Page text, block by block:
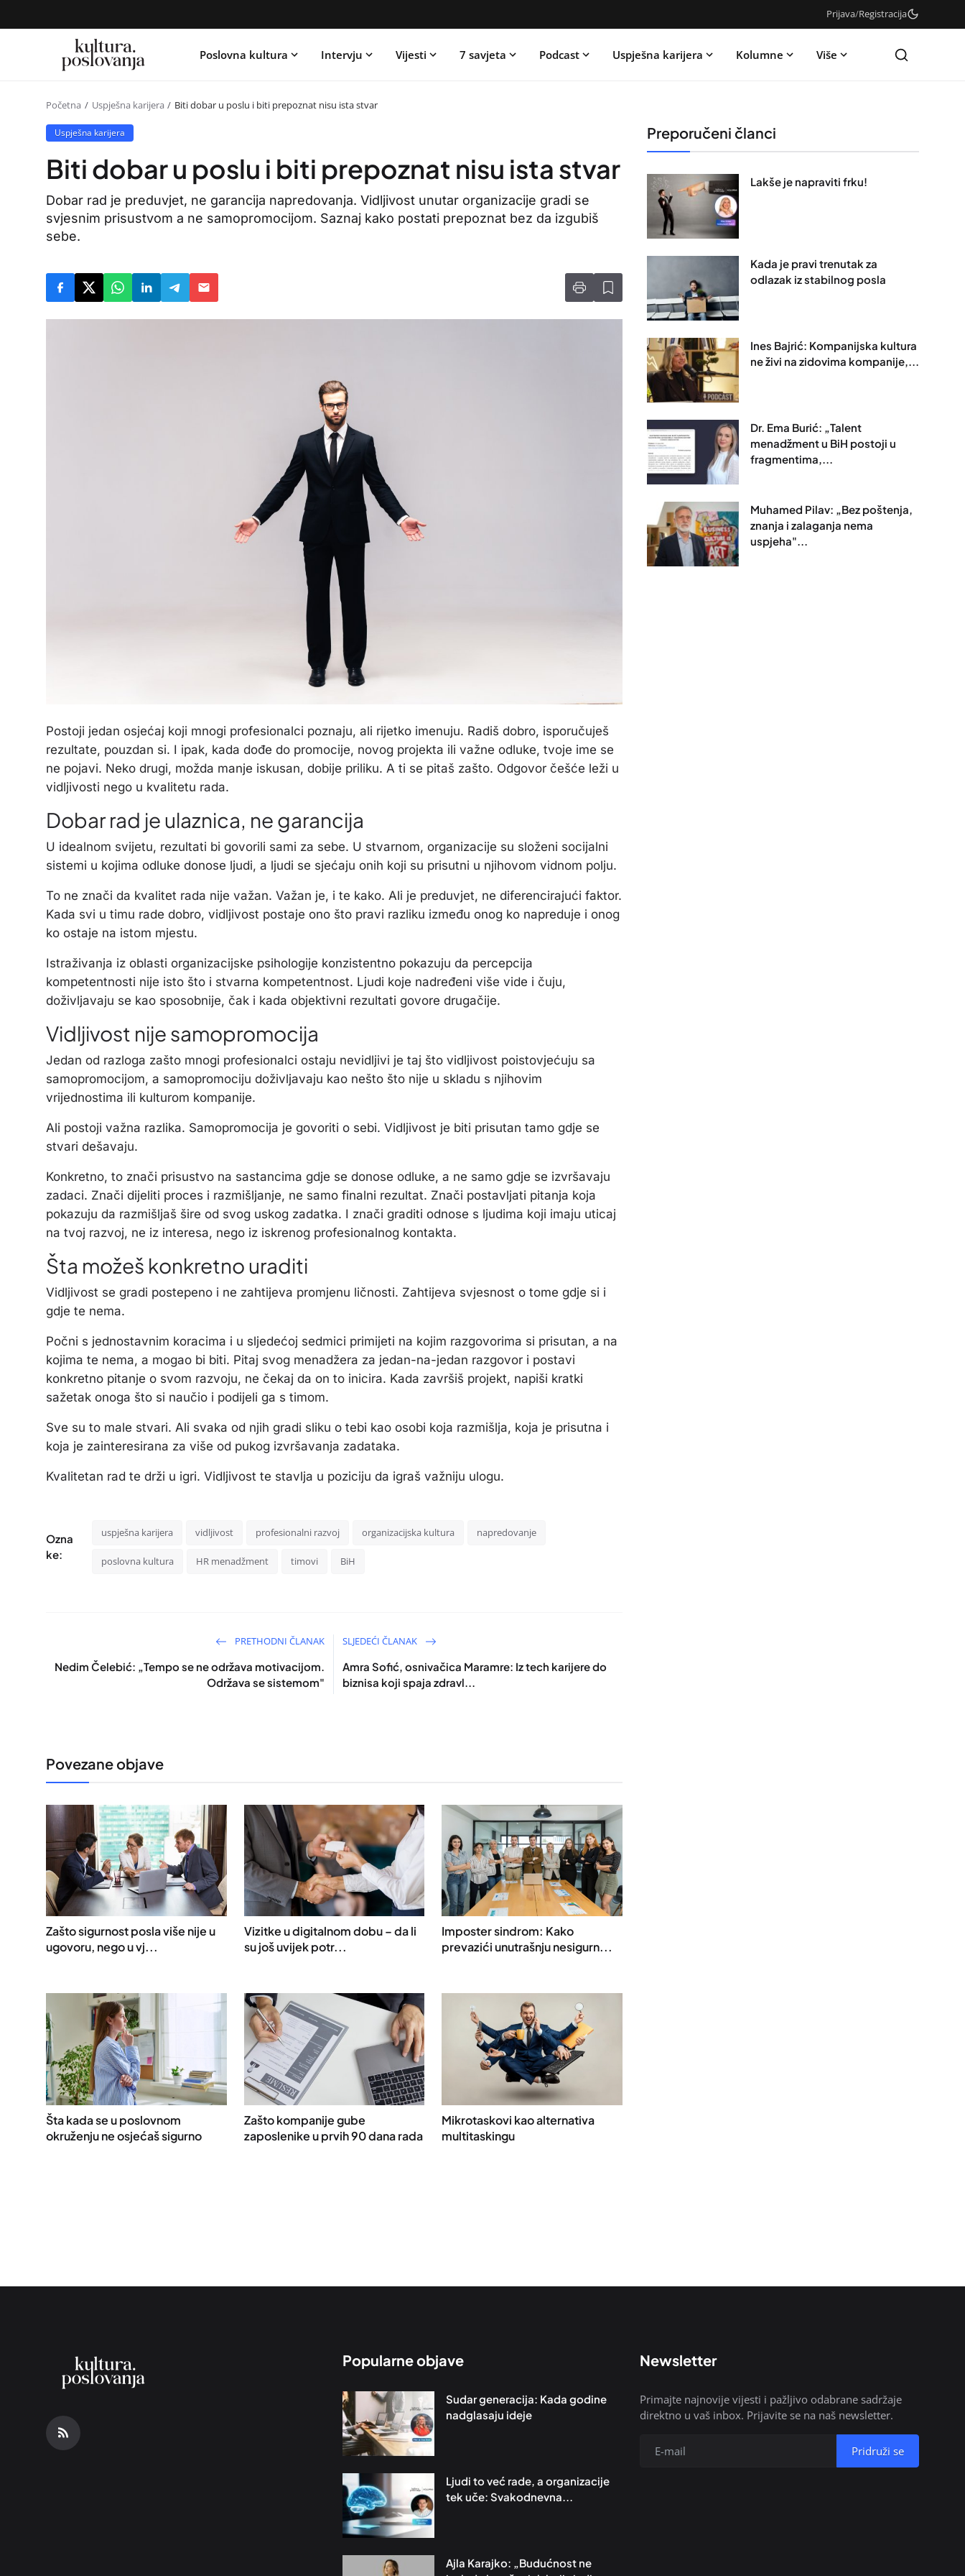
Prijava/Registracija
Poslovna kultura Intervju Vijesti 7 savjeta Podcast Uspješna karijera Kolumne Više
Početna Uspješna karijera Biti dobar u poslu i biti prepoznat nisu ista stvar
Uspješna karijera
Biti dobar u poslu i biti prepoznat nisu ista stvar
Dobar rad je preduvjet, ne garancija napredovanja. Vidljivost unutar organizacije gradi se
svjesnim prisustvom a ne samopromocijom. Saznaj kako postati prepoznat bez da izgubiš
sebe.
Postoji jedan osjećaj koji mnogi profesionalci poznaju, ali rijetko imenuju. Radiš dobro, isporučuješ
rezultate, pouzdan si. I ipak, kada dođe do promocije, novog projekta ili važne odluke, tvoje ime se
ne pojavi. Neko drugi, možda manje iskusan, dobije priliku. A ti se pitaš zašto. Odgovor češće leži u
vidljivosti nego u kvalitetu rada.
Dobar rad je ulaznica, ne garancija
U idealnom svijetu, rezultati bi govorili sami za sebe. U stvarnom, organizacije su složeni socijalni
sistemi u kojima odluke donose ljudi, a ljudi se sjećaju onih koji su prisutni u njihovom vidnom polju.
To ne znači da kvalitet rada nije važan. Važan je, i te kako. Ali je preduvjet, ne diferencirajući faktor.
Kada svi u timu rade dobro, vidljivost postaje ono što pravi razliku između onog ko napreduje i onog
ko ostaje na istom mjestu.
Istraživanja iz oblasti organizacijske psihologije konzistentno pokazuju da percepcija
kompetentnosti nije isto što i stvarna kompetentnost. Ljudi koje nadređeni više vide i čuju,
doživljavaju se kao sposobnije, čak i kada objektivni rezultati govore drugačije.
Vidljivost nije samopromocija
Jedan od razloga zašto mnogi profesionalci ostaju nevidljivi je taj što vidljivost poistovjećuju sa
samopromocijom, a samopromociju doživljavaju kao nešto što nije u skladu s njihovim
vrijednostima ili kulturom kompanije.
Ali postoji važna razlika. Samopromocija je govoriti o sebi. Vidljivost je biti prisutan tamo gdje se
stvari dešavaju.
Konkretno, to znači prisustvo na sastancima gdje se donose odluke, a ne samo gdje se izvršavaju
zadaci. Znači dijeliti proces i razmišljanje, ne samo finalni rezultat. Znači postavljati pitanja koja
pokazuju da razmišljaš šire od svog uskog zadatka. I znači graditi odnose s ljudima koji imaju uticaj
na tvoj razvoj, ne iz interesa, nego iz iskrenog profesionalnog kontakta.
Šta možeš konkretno uraditi
Vidljivost se gradi postepeno i ne zahtijeva promjenu ličnosti. Zahtijeva svjesnost o tome gdje si i
gdje te nema.
Počni s jednostavnim koracima i u sljedećoj sedmici primijeti na kojim razgovorima si prisutan, a na
kojima te nema, a mogao bi biti. Pitaj svog menadžera za jedan-na-jedan razgovor i postavi
konkretno pitanje o svom razvoju, ne čekaj da on to inicira. Kada završiš projekt, napiši kratki
sažetak onoga što si naučio i podijeli ga s timom.
Sve su to male stvari. Ali svaka od njih gradi sliku o tebi kao osobi koja razmišlja, koja je prisutna i
koja je zainteresirana za više od pukog izvršavanja zadataka.
Kvalitetan rad te drži u igri. Vidljivost te stavlja u poziciju da igraš važniju ulogu.
Ozna
ke:
uspješna karijera vidljivost profesionalni razvoj organizacijska kultura napredovanje
poslovna kultura HR menadžment timovi BiH
PRETHODNI ČLANAK
Nedim Čelebić: „Tempo se ne održava motivacijom.
Održava se sistemom"
SLJEDEĆI ČLANAK
Amra Sofić, osnivačica Maramre: Iz tech karijere do
biznisa koji spaja zdravl...
Povezane objave
Zašto sigurnost posla više nije u
ugovoru, nego u vj...
Vizitke u digitalnom dobu – da li
su još uvijek potr...
Imposter sindrom: Kako
prevazići unutrašnju nesigurn...
Šta kada se u poslovnom
okruženju ne osjećaš sigurno
Zašto kompanije gube
zaposlenike u prvih 90 dana rada
Mikrotaskovi kao alternativa
multitaskingu
Preporučeni članci
Lakše je napraviti frku!
Kada je pravi trenutak za
odlazak iz stabilnog posla
Ines Bajrić: Kompanijska kultura
ne živi na zidovima kompanije,...
Dr. Ema Burić: „Talent
menadžment u BiH postoji u
fragmentima,...
Muhamed Pilav: „Bez poštenja,
znanja i zalaganja nema
uspjeha"...
Popularne objave
Sudar generacija: Kada godine
nadglasaju ideje
Ljudi to već rade, a organizacije
tek uče: Svakodnevna...
Ajla Karajko: „Budućnost ne
Newsletter
Primajte najnovije vijesti i pažljivo odabrane sadržaje
direktno u vaš inbox. Prijavite se na naš newsletter.
Pridruži se